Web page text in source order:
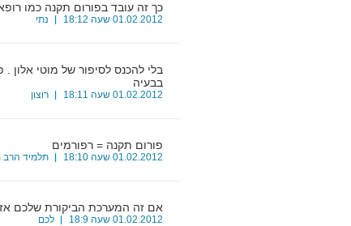
כך זה עובד בפורום תקנה כמו
01.02.2012 שעה 18:12 נתי
בלי להכנס לסיפור של מוטי
בבעיה
01.02.2012 שעה 18:11 רוצון
פורום תקנה = רפורמים
01.02.2012 שעה 18:10 תלמיד הרב
אם זה המערכת הביקורת שלכם
01.02.2012 שעה 18:9 לכם